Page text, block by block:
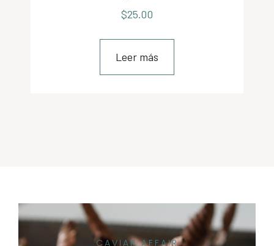
$25.00
Leer más
CAVIAR AFFAIR